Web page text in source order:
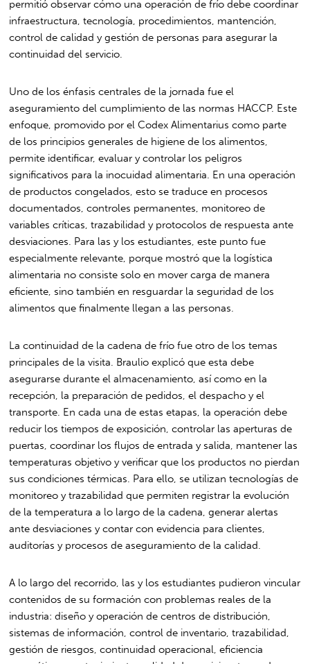
permitió observar cómo una operación de frío debe coordinar
infraestructura, tecnología, procedimientos, mantención,
control de calidad y gestión de personas para asegurar la
continuidad del servicio.
Uno de los énfasis centrales de la jornada fue el
aseguramiento del cumplimiento de las normas HACCP. Este
enfoque, promovido por el Codex Alimentarius como parte
de los principios generales de higiene de los alimentos,
permite identificar, evaluar y controlar los peligros
significativos para la inocuidad alimentaria. En una operación
de productos congelados, esto se traduce en procesos
documentados, controles permanentes, monitoreo de
variables críticas, trazabilidad y protocolos de respuesta ante
desviaciones. Para las y los estudiantes, este punto fue
especialmente relevante, porque mostró que la logística
alimentaria no consiste solo en mover carga de manera
eficiente, sino también en resguardar la seguridad de los
alimentos que finalmente llegan a las personas.
La continuidad de la cadena de frío fue otro de los temas
principales de la visita. Braulio explicó que esta debe
asegurarse durante el almacenamiento, así como en la
recepción, la preparación de pedidos, el despacho y el
transporte. En cada una de estas etapas, la operación debe
reducir los tiempos de exposición, controlar las aperturas de
puertas, coordinar los flujos de entrada y salida, mantener las
temperaturas objetivo y verificar que los productos no pierdan
sus condiciones térmicas. Para ello, se utilizan tecnologías de
monitoreo y trazabilidad que permiten registrar la evolución
de la temperatura a lo largo de la cadena, generar alertas
ante desviaciones y contar con evidencia para clientes,
auditorías y procesos de aseguramiento de la calidad.
A lo largo del recorrido, las y los estudiantes pudieron vincular
contenidos de su formación con problemas reales de la
industria: diseño y operación de centros de distribución,
sistemas de información, control de inventario, trazabilidad,
gestión de riesgos, continuidad operacional, eficiencia